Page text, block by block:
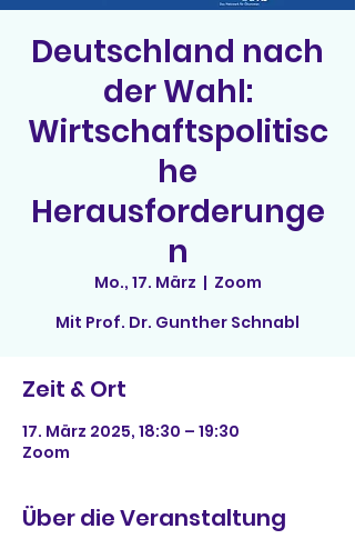
Deutschland nach
der Wahl:
Wirtschaftspolitisc
he
Herausforderunge
n
Mo., 17. März
  |
Zoom
Mit Prof. Dr. Gunther Schnabl
Zeit & Ort
17. März 2025, 18:30 – 19:30
Zoom
Über die Veranstaltung